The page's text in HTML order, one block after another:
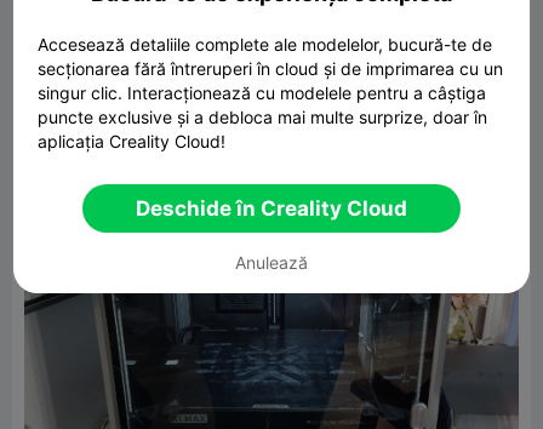
Accesează detaliile complete ale modelelor, bucură-te de
secționarea fără întreruperi în cloud și de imprimarea cu un
singur clic. Interacționează cu modelele pentru a câștiga
puncte exclusive și a debloca mai multe surprize, doar în
aplicația Creality Cloud!
Deschide în Creality Cloud
Anulează